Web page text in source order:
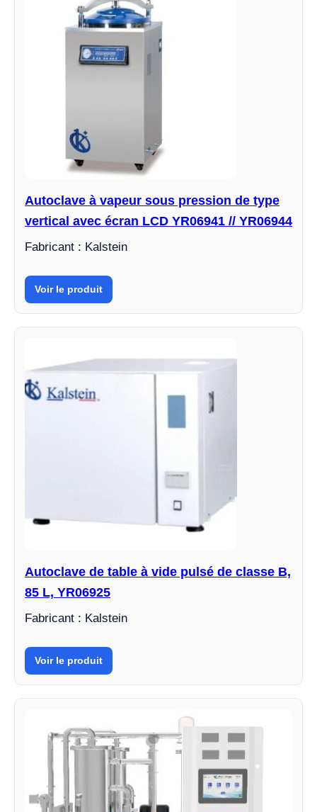
Autoclave à vapeur sous pression de type
vertical avec écran LCD YR06941 // YR06944
Fabricant : Kalstein
Voir le produit
Autoclave de table à vide pulsé de classe B,
85 L, YR06925
Fabricant : Kalstein
Voir le produit